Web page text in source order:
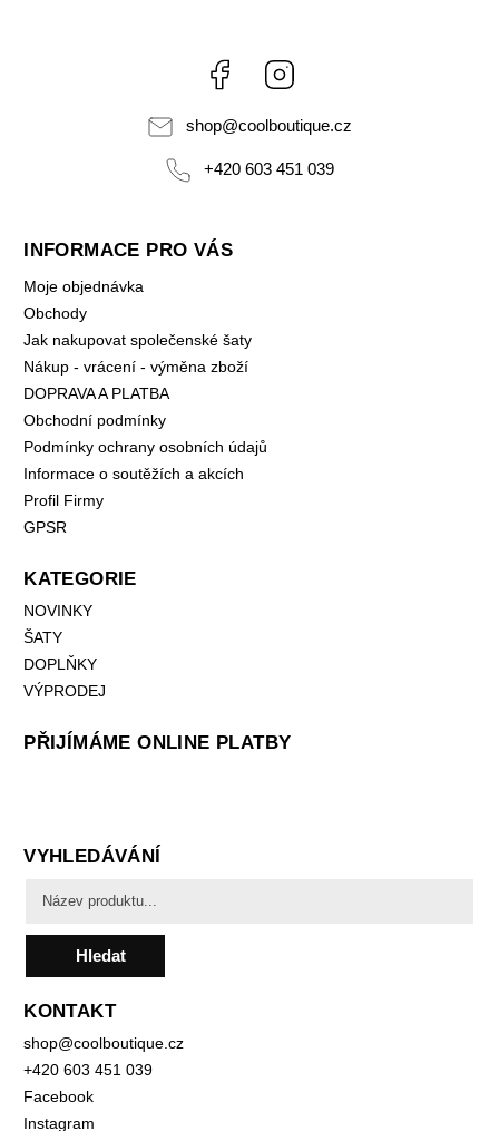
Facebook
shop@coolboutique.cz
+420 603 451 039
INFORMACE PRO VÁS
Moje objednávka
Obchody
Jak nakupovat společenské šaty
Nákup - vrácení - výměna zboží
DOPRAVA A PLATBA
Obchodní podmínky
Podmínky ochrany osobních údajů
Informace o soutěžích a akcích
Profil Firmy
GPSR
KATEGORIE
NOVINKY
ŠATY
DOPLŇKY
VÝPRODEJ
PŘIJÍMÁME ONLINE PLATBY
VYHLEDÁVÁNÍ
Hledat
KONTAKT
shop@coolboutique.cz
+420 603 451 039
Facebook
Instagram